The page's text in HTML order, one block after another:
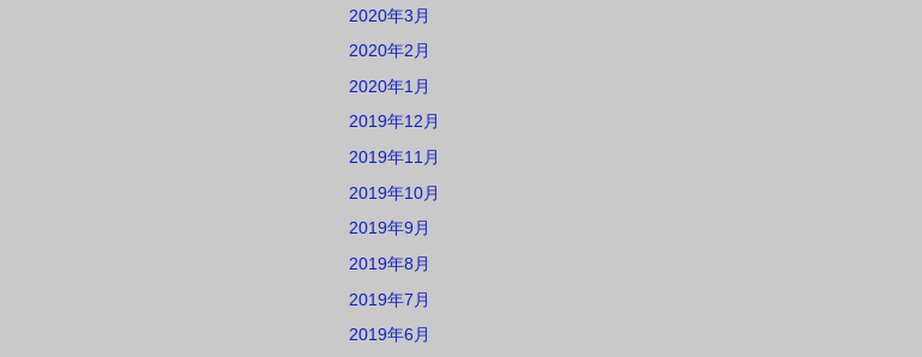
2020年3月
2020年2月
2020年1月
2019年12月
2019年11月
2019年10月
2019年9月
2019年8月
2019年7月
2019年6月